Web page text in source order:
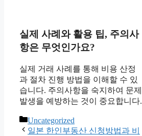
실제 사례와 활용 팁, 주의사
항은 무엇인가요?
실제 거래 사례를 통해 비용 산정
과 절차 진행 방법을 이해할 수 있
습니다. 주의사항을 숙지하여 문제
발생을 예방하는 것이 중요합니다.
Categories
Uncategorized
일본 한인부동산 신청방법과 비